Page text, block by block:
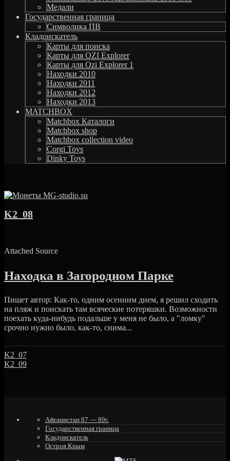
Медали
Государственная граница
Символика ПВ
Кладоискатель
Карты для поиска
Карты для OZI Explorer
Карты для Ozi Explorer 1
Находки 2010
Находки 2011
Находки 2012
Находки 2013
MATCHBOX
Matchbox Каталоги
Matchbox shop
Matchbox collection video
Corgi Toys
Dinky Toys
K2_08
Attached Source
Находка в Загородном Парке
Пишет автор: Как-то, одним осенним днем, я решил сходить
на пляж и поискать там всяческие потеряшки. Возможности
поехать куда-нибудь подальше у меня не было, а "ломку"
срочно нужно было, как-то, снима...
K2_07
K2_09
Афганистан 87 — 89г.
Государственная граница
Кладоискатель
Остров Крым